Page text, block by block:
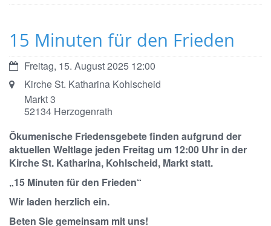
15 Minuten für den Frieden
Datum:Freitag, 15. August 2025 12:00
Ort: Kirche St. Katharina Kohlscheid
Markt 3
52134 Herzogenrath
Ökumenische Friedensgebete finden aufgrund der
aktuellen Weltlage jeden Freitag um 12:00 Uhr in der
Kirche St. Katharina, Kohlscheid, Markt statt.
„15 Minuten für den Frieden“
Wir laden herzlich ein.
Beten Sie gemeinsam mit uns!